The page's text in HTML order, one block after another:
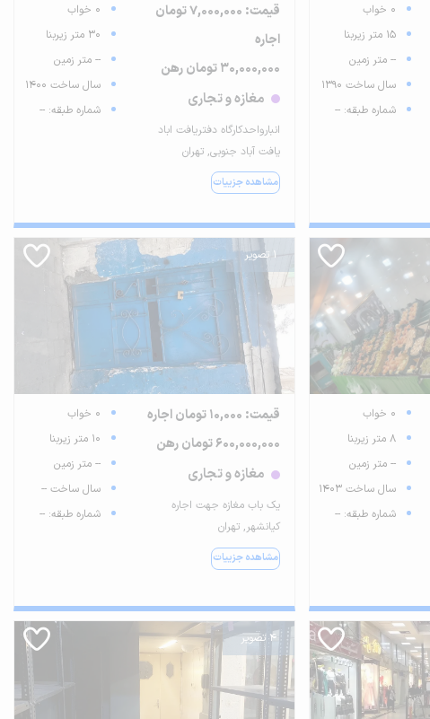
0 خواب
15 متر زیربنا
-- متر زمین
سال ساخت 1390
شماره طبقه: --
قیمت: 7,000,000 تومان
اجاره
30,000,000 تومان رهن
مغازه و تجاری
انبارواحدکارگاه دفتریافت اباد
یافت آباد جنوبی, تهران
مشاهده جزییات
0 خواب
30 متر زیربنا
-- متر زمین
سال ساخت 1400
شماره طبقه: --
0 خواب
8 متر زیربنا
-- متر زمین
سال ساخت 1403
شماره طبقه: --
1 تصویر
قیمت: 10,000 تومان اجاره
600,000,000 تومان رهن
مغازه و تجاری
یک باب مغازه جهت اجاره
کیانشهر, تهران
مشاهده جزییات
0 خواب
10 متر زیربنا
-- متر زمین
سال ساخت --
شماره طبقه: --
4 تصویر